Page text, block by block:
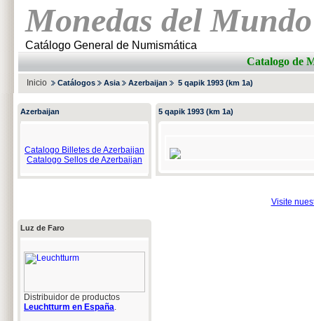
Monedas del Mundo
Catálogo General de Numismática
Catalogo de
Inicio Catálogos Asia Azerbaijan 5 qapik 1993 (km 1a)
Azerbaijan
Catalogo Billetes de Azerbaijan
Catalogo Sellos de Azerbaijan
Luz de Faro
Distribuidor de productos
Leuchtturm en España.
5 qapik 1993 (km 1a)
Visite